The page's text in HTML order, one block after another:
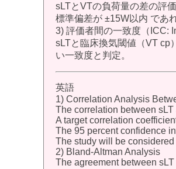
sLTとVTの負荷量の差の評価
標準偏差が ±15W以内 であ
3) 評価者間の一致度（ICC:
sLTと臨床換気閾値（VT cp
い一致度と判定。
英語
1) Correlation Analysis
The correlation between
A target correlation
The 95 percent confidence
The study will be
2) Bland-Altman Analysis
The agreement between